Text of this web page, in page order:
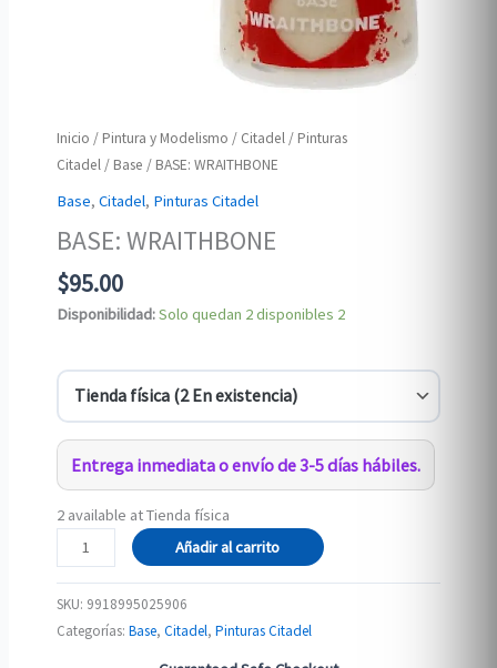
Inicio / Pintura y Modelismo / Citadel / Pinturas
Citadel / Base / BASE: WRAITHBONE
Base,Citadel, Pinturas Citadel
BASE: WRAITHBONE
$95.00
Disponibilidad:Solo quedan 2 disponibles 2
Entrega inmediata o envío de 3-5 días hábiles.
2 available at Tienda física
BASE:
WRAITHBONE
Añadir al carrito
SKU: 9918995025906
Categorías:Base,Citadel,Pinturas Citadel